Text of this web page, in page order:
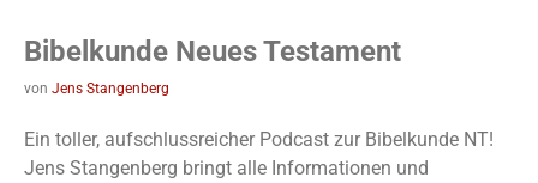
Bibelkunde Neues Testament
von Jens Stangenberg
Ein toller, aufschlussreicher Podcast zur Bibelkunde NT!
Jens Stangenberg bringt alle Informationen und